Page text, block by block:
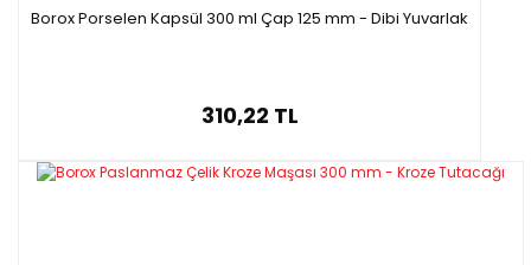
Borox Porselen Kapsül 300 ml Çap 125 mm - Dibi Yuvarlak
310,22 TL